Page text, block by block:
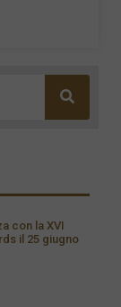
con la XVI
il 25 giugno